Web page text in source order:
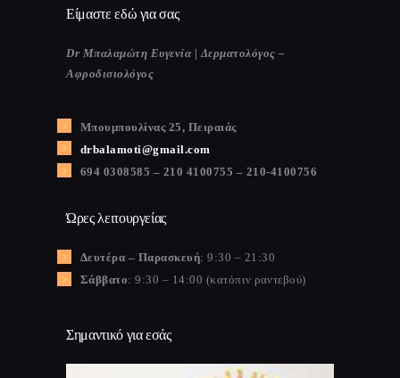
Είμαστε εδώ για σας
Dr Μπαλαμώτη Ευγενία | Δερματολόγος –
Αφροδισιολόγος
Μπουμπουλίνας 25, Πειραιάς
drbalamoti@gmail.com
694 0308585 – 210 4100755 – 210-4100756
Ώρες λειτουργείας
Δευτέρα – Παρασκευή: 9:30 – 21:30
Σάββατο: 9:30 – 14:00 (κατόπιν ραντεβού)
Σημαντικό για εσάς